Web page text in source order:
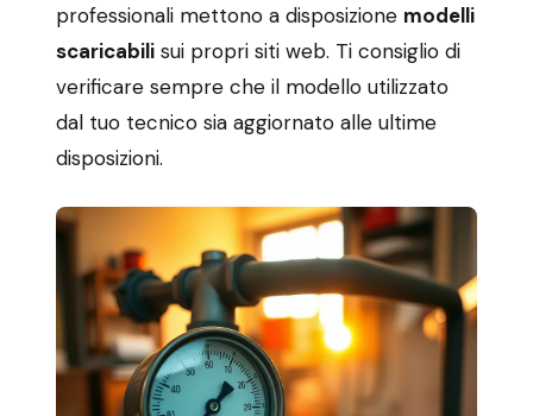
professionali mettono a disposizione modelli
scaricabili sui propri siti web. Ti consiglio di
verificare sempre che il modello utilizzato
dal tuo tecnico sia aggiornato alle ultime
disposizioni.